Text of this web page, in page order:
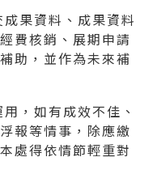
成果資料、成果資料
費核銷、展期申請
助，並作為未來補
，如有成效不佳、
報等情事，除應繳
處得依情節輕重對